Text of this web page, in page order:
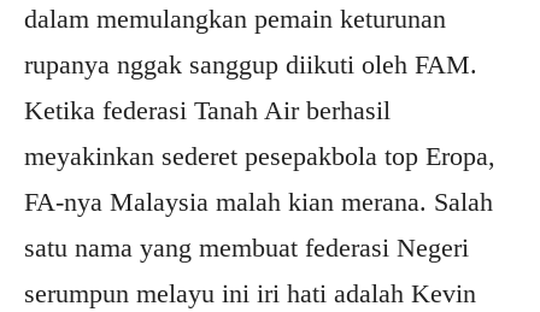
dalam memulangkan pemain keturunan
rupanya nggak sanggup diikuti oleh FAM.
Ketika federasi Tanah Air berhasil
meyakinkan sederet pesepakbola top Eropa,
FA-nya Malaysia malah kian merana. Salah
satu nama yang membuat federasi Negeri
serumpun melayu ini iri hati adalah Kevin